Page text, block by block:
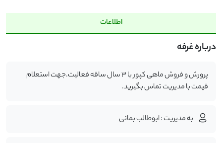
اطلاعات
درباره غرفه
پرورش و فروش ماهی کپور با 3 سال ساقه فعالیت.جهت استعلام
قیمت با مدیریت تماس بگیرید.
به مدیریت : ابوطالب بمانی